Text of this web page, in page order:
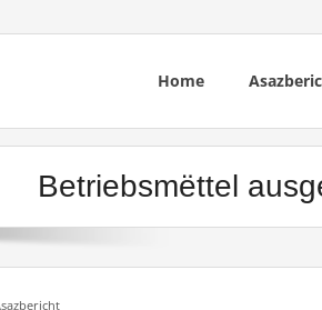
Home
Betriebsmëttel